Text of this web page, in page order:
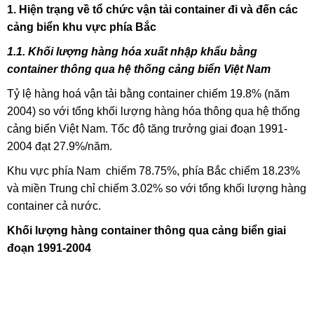
1. Hiện trạng về tổ chức vận tải container đi và đến các
cảng biển khu vực phía Bắc
1.1. Khối lượng hàng hóa xuất nhập khẩu bằng
container thông qua hệ thống cảng biển Việt Nam
Tỷ lệ hàng hoá vận tải bằng container chiếm 19.8% (năm
2004) so với tổng khối lượng hàng hóa thông qua hệ thống
cảng biển Việt Nam. Tốc độ tăng trưởng giai đoạn 1991-
2004 đạt 27.9%/năm.
Khu vực phía Nam chiếm 78.75%, phía Bắc chiếm 18.23%
và miền Trung chỉ chiếm 3.02% so với tổng khối lượng hàng
container cả nước.
Khối lượng hàng container thông qua cảng biển giai
đoạn 1991-2004